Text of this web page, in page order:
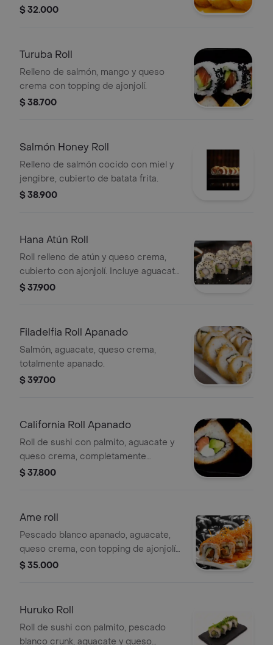
$ 32.000
Turuba Roll
Relleno de salmón, mango y queso
crema con topping de ajonjolí.
$ 38.700
Salmón Honey Roll
Relleno de salmón cocido con miel y
jengibre, cubierto de batata frita.
$ 38.900
Hana Atún Roll
Roll relleno de atún y queso crema,
cubierto con ajonjolí. Incluye aguacate
visible.
$ 37.900
Filadelfia Roll Apanado
Salmón, aguacate, queso crema,
totalmente apanado.
$ 39.700
California Roll Apanado
Roll de sushi con palmito, aguacate y
queso crema, completamente
apanado.
$ 37.800
Ame roll
Pescado blanco apanado, aguacate,
queso crema, con topping de ajonjolí
y zanahoria tempura.
$ 35.000
Huruko Roll
Roll de sushi con palmito, pescado
blanco crunk, aguacate y queso